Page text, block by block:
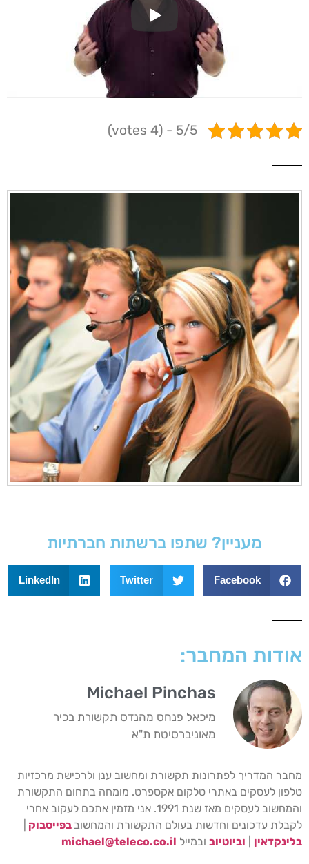
5/5 - (4 votes)
מעניין? שתפו ברשתות חברתיות
Facebook
Twitter
LinkedIn
אודות המחבר:
Michael Pinchas
מיכאל פנחס מהנדס תקשורת בכיר
מאוניברסיטת ת"א
מחבר המדריך לפתרונות תקשורת ומחשוב ענן ולרכישת מרכזיות
טלפון לעסקים באתרי טלקום אקספרט. מומחה בתחום התקשורת
והמחשוב לעסקים מאז שנת 1991. אני מזמין אתכם לעקוב אחרי
לקבלת עדכונים וחדשות בעולם התקשורת והמחשוב בפייסבוק
בלינקדאין
וביוטיוב ובמייל michael@teleco.co.il